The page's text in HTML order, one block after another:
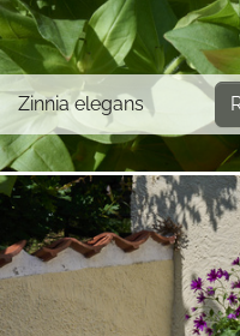
Zinnia elegans